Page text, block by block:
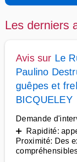
Les derniers
Avis sur Le
Paulino
guêpes et
BICQUELEY
Demande
➕ Rapidité:
Proximité: Des